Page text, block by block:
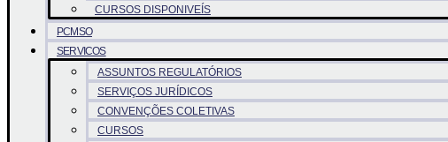
CURSOS DISPONIVEÍS
PCMSO
SERVICOS
ASSUNTOS REGULATÓRIOS
SERVIÇOS JURÍDICOS
CONVENÇÕES COLETIVAS
CURSOS